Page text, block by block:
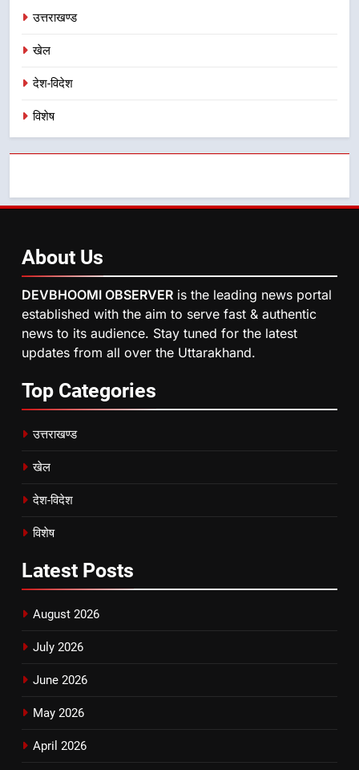
उत्तराखण्ड
खेल
देश-विदेश
विशेष
About Us
DEVBHOOMI OBSERVER is the leading news portal
established with the aim to serve fast & authentic
news to its audience. Stay tuned for the latest
updates from all over the Uttarakhand.
Top Categories
उत्तराखण्ड
खेल
देश-विदेश
विशेष
Latest Posts
August 2026
July 2026
June 2026
May 2026
April 2026